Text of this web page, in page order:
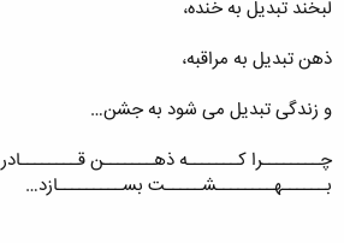
لبخند تبدیل به خنده،
ذهن تبدیل به مراقبه،
و زندگی تبدیل می شود به جشن…
چــــــــرا کـــــــه ذهـــــــن قــــــــادر
بــــــهــــــــشـــــت بســـــــــازد…